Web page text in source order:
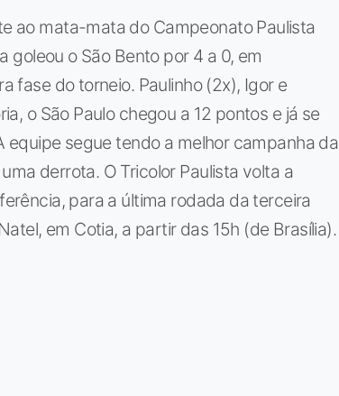
ao mata-mata do Campeonato Paulista
goleou o São Bento por 4 a 0, em
fase do torneio. Paulinho (2x), Igor e
o São Paulo chegou a 12 pontos e já se
segue tendo a melhor campanha da
derrota. O Tricolor Paulista volta a
para a última rodada da terceira
em Cotia, a partir das 15h (de Brasília).